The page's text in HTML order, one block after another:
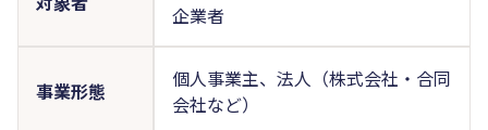
企業者
事業形態
個人事業主、法人（株式会社・合同
会社など）